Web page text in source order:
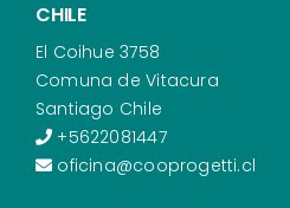
CHILE
El Coihue 3758
Comuna de Vitacura
Santiago Chile
+5622081447
oficina@cooprogetti.cl